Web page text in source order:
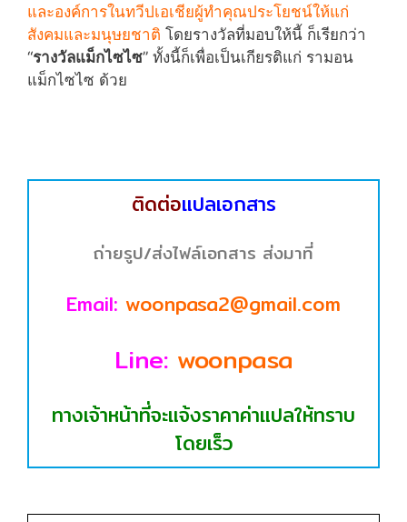
และองค์การในทวีปเอเชียผู้ทำคุณประโยชน์ให้แก่
สังคมและมนุษยชาติ โดยรางวัลที่มอบให้นี้ ก็เรียกว่า
“รางวัลแม็กไซไซ” ทั้งนี้ก็เพื่อเป็นเกียรติแก่ รามอน
แม็กไซไซ ด้วย
ติดต่อแปลเอกสาร
ถ่ายรูป/ส่งไฟล์เอกสาร ส่งมาที่
Email: woonpasa2@gmail.com
Line: woonpasa
ทางเจ้าหน้าที่จะแจ้งราคาค่าแปลให้ทราบ
โดยเร็ว